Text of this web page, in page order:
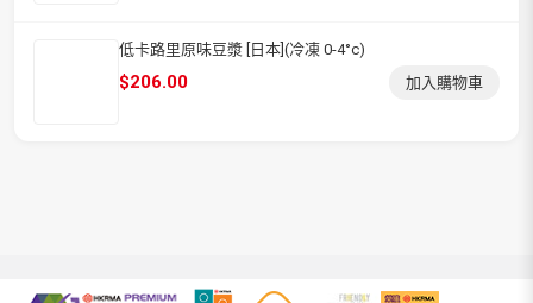
低卡路里原味豆漿 [日本](冷凍 0-4°c)
$206.00 加入購物車